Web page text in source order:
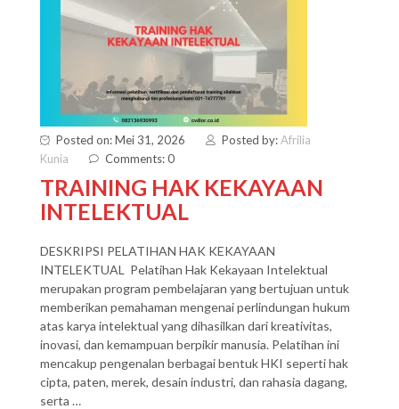
Posted on: Mei 31, 2026 Posted by:Afrilia
Kunia
Comments: 0
TRAINING HAK KEKAYAAN
INTELEKTUAL
DESKRIPSI PELATIHAN HAK KEKAYAAN
INTELEKTUAL Pelatihan Hak Kekayaan Intelektual
merupakan program pembelajaran yang bertujuan untuk
memberikan pemahaman mengenai perlindungan hukum
atas karya intelektual yang dihasilkan dari kreativitas,
inovasi, dan kemampuan berpikir manusia. Pelatihan ini
mencakup pengenalan berbagai bentuk HKI seperti hak
cipta, paten, merek, desain industri, dan rahasia dagang,
serta …